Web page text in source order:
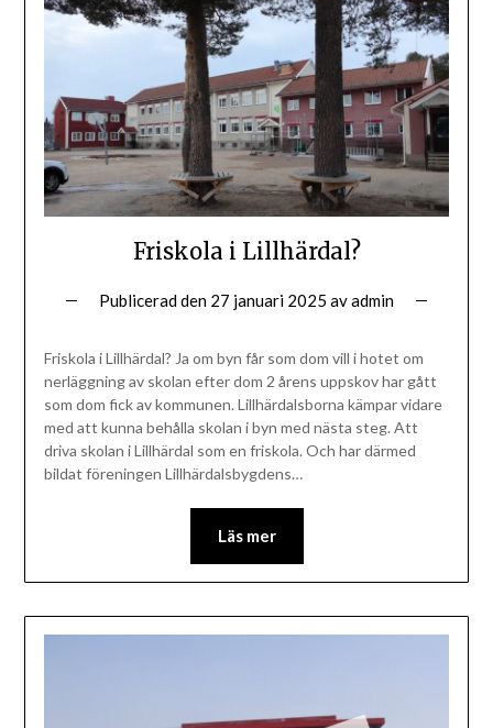
Friskola i Lillhärdal?
Publicerad den 27 januari 2025 avadmin
Friskola i Lillhärdal? Ja om byn får som dom vill i hotet om
nerläggning av skolan efter dom 2 årens uppskov har gått
som dom fick av kommunen. Lillhärdalsborna kämpar vidare
med att kunna behålla skolan i byn med nästa steg. Att
driva skolan i Lillhärdal som en friskola. Och har därmed
bildat föreningen Lillhärdalsbygdens…
Läs mer